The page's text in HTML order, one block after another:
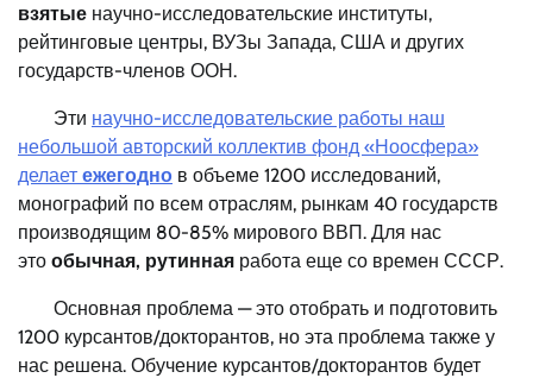
взятые научно-исследовательские институты,
рейтинговые центры, ВУЗы Запада, США и других
государств-членов ООН.
Эти научно-исследовательские работы наш
небольшой авторский коллектив фонд «Ноосфера»
делает ежегодно в объеме 1200 исследований,
монографий по всем отраслям, рынкам 40 государств
производящим 80-85% мирового ВВП. Для нас
это обычная, рутинная работа еще со времен СССР.
Основная проблема — это отобрать и подготовить
1200 курсантов/докторантов, но эта проблема также у
нас решена. Обучение курсантов/докторантов будет